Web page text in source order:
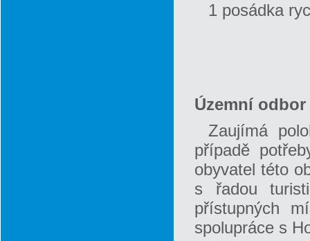
1 posádka
Územní
Zaujímá
případě
obyvatel této
s řadou
přístupných
spolupráce s